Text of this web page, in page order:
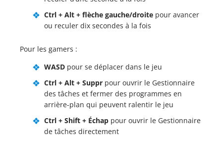
Ctrl + Alt + flèche gauche/droite pour avancer
ou reculer dix secondes à la fois
Pour les gamers :
WASD pour se déplacer dans le jeu
Ctrl + Alt + Suppr pour ouvrir le Gestionnaire
des tâches et fermer des programmes en
arrière-plan qui peuvent ralentir le jeu
Ctrl + Shift + Échap pour ouvrir le Gestionnaire
de tâches directement